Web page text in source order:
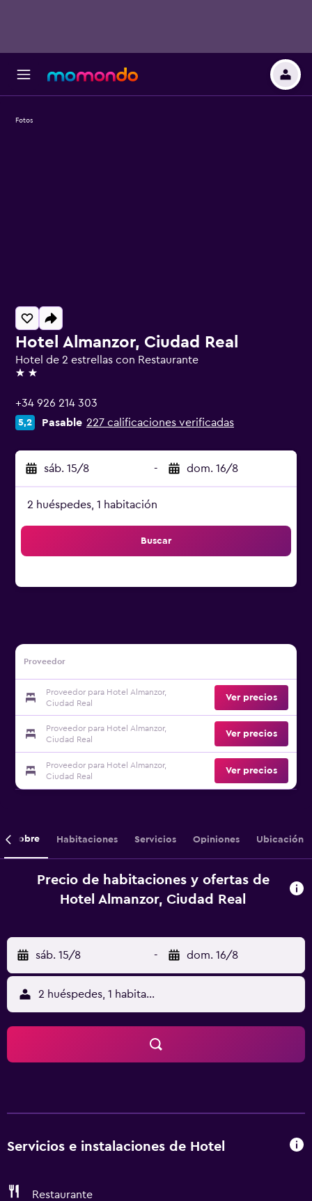
Hotel Almanzor, Ciudad Real
Hotel de 2 estrellas con Restaurante
2 estrellas
+34 926 214 303
5,2 Pasable 227 calificaciones verificadas
sáb. 15/8 - dom. 16/8
2 huéspedes, 1 habitación
Buscar
Proveedor
Proveedor para Hotel Almanzor,
Ciudad Real
Ver precios
Proveedor para Hotel Almanzor,
Ciudad Real
Ver precios
Proveedor para Hotel Almanzor,
Ciudad Real
Ver precios
Fotos
Sobre Habitaciones Servicios Opiniones Ubicación
Precio de habitaciones y ofertas de
Hotel Almanzor, Ciudad Real
sáb. 15/8 - dom. 16/8
2 huéspedes, 1 habitación
Servicios e instalaciones de Hotel
Restaurante